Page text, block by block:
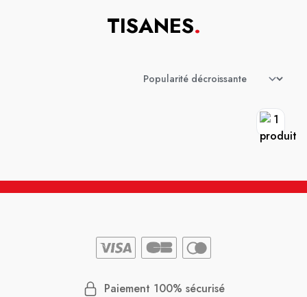
TISANES.
Paiement 100% sécurisé